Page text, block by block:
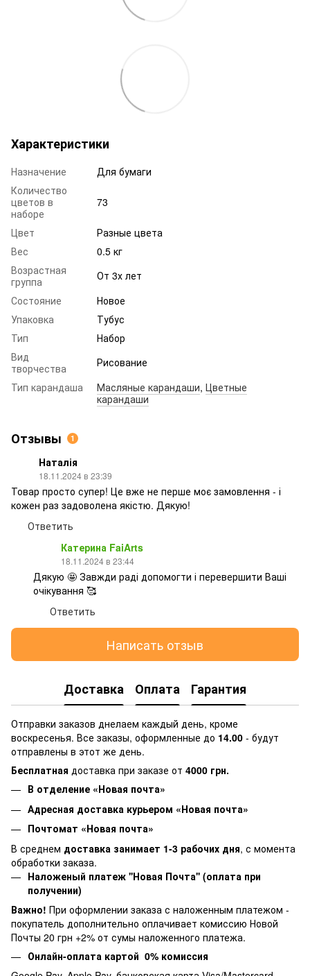
Характеристики
Назначение
Для бумаги
Количество
цветов в
наборе
73
Цвет
Разные цвета
Вес
0.5 кг
Возрастная
группа
От 3х лет
Состояние
Новое
Упаковка
Тубус
Тип
Набор
Вид
творчества
Рисование
Тип карандаша
Масляные карандаши, Цветные
карандаши
Отзывы 1
Наталія
18.11.2024 в 23:39
Товар просто супер! Це вже не перше моє замовлення - і
кожен раз задоволена якістю. Дякую!
Ответить
Катерина FaiArts
18.11.2024 в 23:44
Дякую 🤩 Завжди раді допомогти і перевершити Ваші
очікування 🥰
Ответить
Написать отзыв
Доставка Оплата Гарантия
Отправки заказов днелаем каждый день, кроме
воскресенья. Все заказы, оформленные до 14.00 - будут
отправлены в этот же день.
Бесплатная доставка при заказе от 4000 грн.
В отделение «Новая почта»
Адресная доставка курьером «Новая почта»
Почтомат «Новая почта»
В среднем доставка занимает 1-3 рабочих дня, с момента
обработки заказа.
Наложеный платеж ''Новая Почта'' (оплата при
получении)
Важно! При оформлении заказа с наложенным платежом -
покупатель дополнительно оплачивает комиссию Новой
Почты 20 грн +2% от сумы наложенного платежа.
Онлайн-оплата картой 0% комиссия